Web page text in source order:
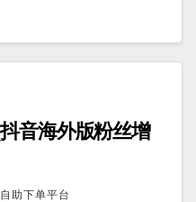
音海外版粉丝增
助下单平台